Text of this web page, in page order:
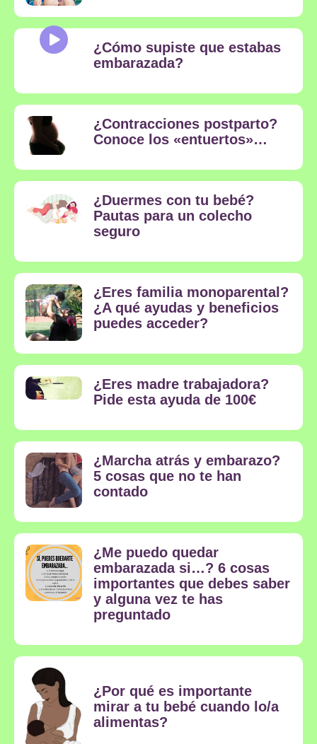
¿Cómo supiste que estabas
embarazada?
¿Contracciones postparto?
Conoce los «entuertos»…
¿Duermes con tu bebé?
Pautas para un colecho
seguro
¿Eres familia monoparental?
¿A qué ayudas y beneficios
puedes acceder?
¿Eres madre trabajadora?
Pide esta ayuda de 100€
¿Marcha atrás y embarazo?
5 cosas que no te han
contado
¿Me puedo quedar
embarazada si…? 6 cosas
importantes que debes saber
y alguna vez te has
preguntado
¿Por qué es importante
mirar a tu bebé cuando lo/a
alimentas?